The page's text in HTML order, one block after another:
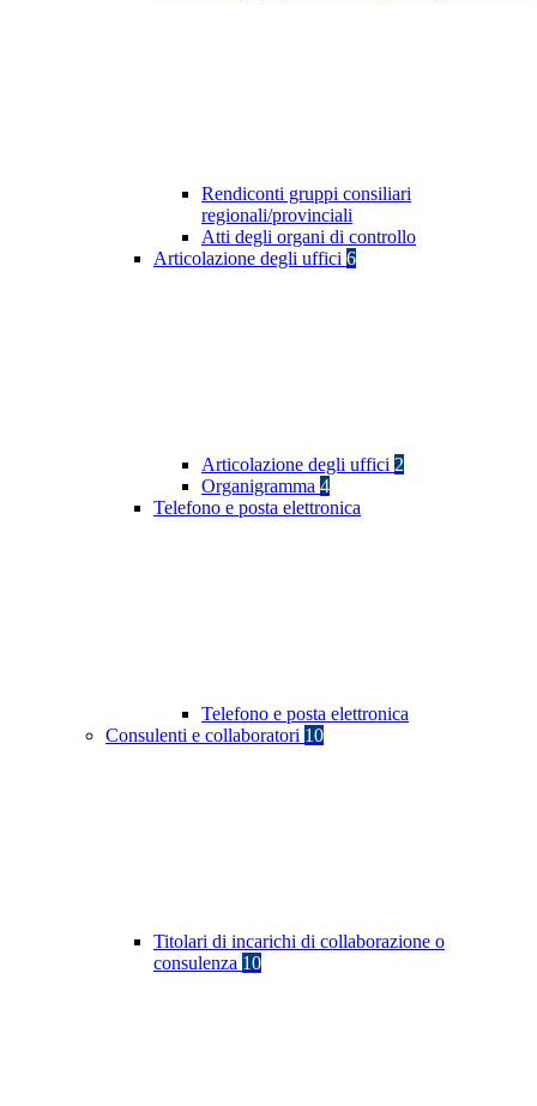
Rendiconti gruppi consiliari
regionali/provinciali
Atti degli organi di controllo
Articolazione degli uffici 6
Articolazione degli uffici 2
Organigramma 4
Telefono e posta elettronica
Telefono e posta elettronica
Consulenti e collaboratori 10
Titolari di incarichi di collaborazione o
consulenza 10